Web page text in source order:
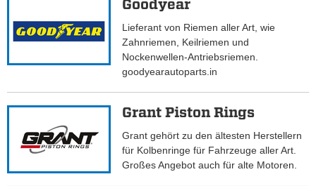
Goodyear
Lieferant von Riemen aller Art, wie
Zahnriemen, Keilriemen und
Nockenwellen-Antriebsriemen.
goodyearautoparts.in
Grant Piston Rings
Grant gehört zu den ältesten Herstellern
für Kolbenringe für Fahrzeuge aller Art.
Großes Angebot auch für alte Motoren.